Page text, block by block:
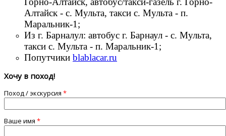
Алтайск - с. Мульта, такси с. Мульта - п.
Маральник-1;
Из г. Барналул: автобус г. Барнаул - с. Мульта,
такси с. Мульта - п. Маральник-1;
Попутчики blablacar.ru
Хочу в поход!
Поход / экскурсия *
Ваше имя *